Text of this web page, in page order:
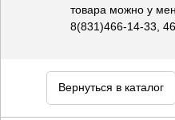
товара можно у
8(831)466-14-33,
Вернуться в каталог